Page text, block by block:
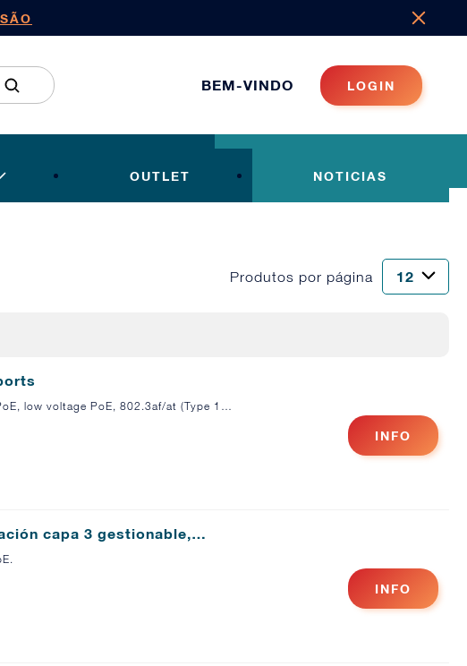
BEM-VINDO LOGIN
OUTLET NOTICIAS
Produtos por página
low voltage PoE, 802.3af/at (Type 1…
INFO
capa 3 gestionable,…
INFO